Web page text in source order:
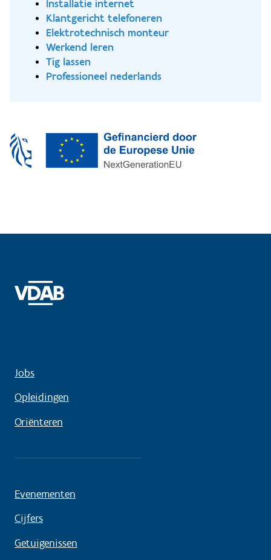
Installatie internet
Klantgericht telefoneren
Elektrotechnisch monteur
Werkend leren
Tig lassen
Professioneel nederlands
Jobs
Opleidingen
Oriënteren
Evenementen
Cijfers
Getuigenissen